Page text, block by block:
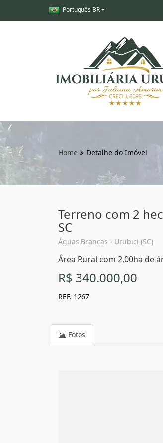
Português BR
Home Detalhe do Imóvel
Terreno com 2
SC
Águas Brancas - Urubici (SC)
Área Rural com 2,00ha de
R$ 340.000,00
REF. 1267
Fotos